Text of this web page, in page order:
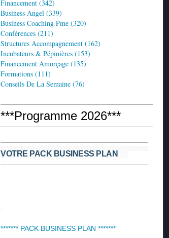
Financement (342)
Business Angel (339)
Business Coaching Pme (320)
Conférences (211)
Structures Accompagnement (162)
Incubateurs & Pépinières (153)
Financement Amorçage (135)
Formations (111)
Conseils De La Semaine (76)
***Programme 2026***
VOTRE PACK BUSINESS PLAN
.
******* PACK BUSINESS PLAN *******